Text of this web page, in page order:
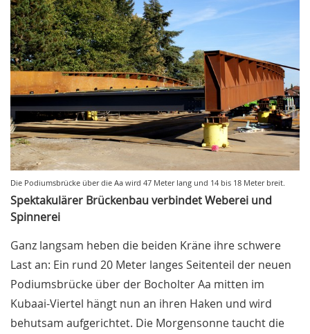
Die Podiumsbrücke über die Aa wird 47 Meter lang und 14 bis 18 Meter breit.
Spektakulärer Brückenbau verbindet Weberei und
Spinnerei
Ganz langsam heben die beiden Kräne ihre schwere
Last an: Ein rund 20 Meter langes Seitenteil der neuen
Podiumsbrücke über der Bocholter Aa mitten im
Kubaai-Viertel hängt nun an ihren Haken und wird
behutsam aufgerichtet. Die Morgensonne taucht die